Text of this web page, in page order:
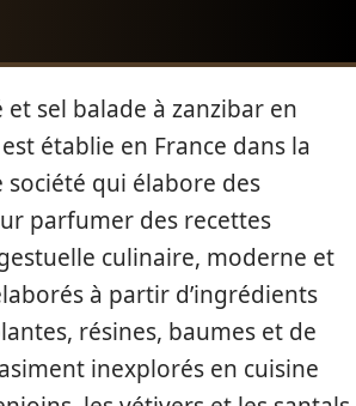
sel balade à zanzibar en
établie en France dans la
société qui élabore des
parfumer des recettes
culinaire, moderne et
à partir d’ingrédients
résines, baumes et de
inexplorés en cuisine